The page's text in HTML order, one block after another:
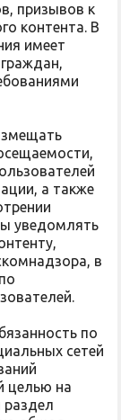
призывов к
контента. В
имеет
а также
уведомлять
в
по
сетей
целью на
раздел